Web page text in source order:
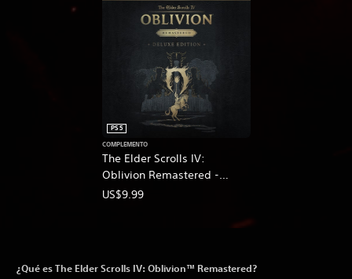
The Elder Scrolls IV:
Oblivion Remastered -
Deluxe Edition Upgrade
PS5
COMPLEMENTO
US$9.99
¿Qué es The Elder Scrolls IV: Oblivion™ Remastered?